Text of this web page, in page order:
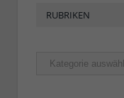
RUBRIKEN
Rubriken